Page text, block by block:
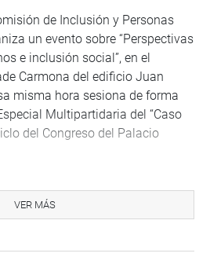
de Inclusión y Personas
un evento sobre “Perspectivas
e inclusión social”, en el
Carmona del edificio Juan
misma hora sesiona de forma
Multipartidaria del “Caso
del Congreso del Palacio
una reunión de trabajo en la
Raúl Haya de la Torre. A las
VER MÁS